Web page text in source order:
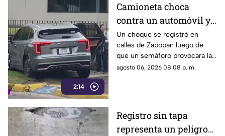
condiciones insalubres del
lugar.
2:14
Camioneta choca
contra un automóvil y
termina sobre la
banqueta
Un choque se registró en
calles de Zapopan luego de
que un semáforo provocara la
colisión entre dos vehículos.
agosto 06, 2026 08:08 p. m.
Registro sin tapa
representa un peligro